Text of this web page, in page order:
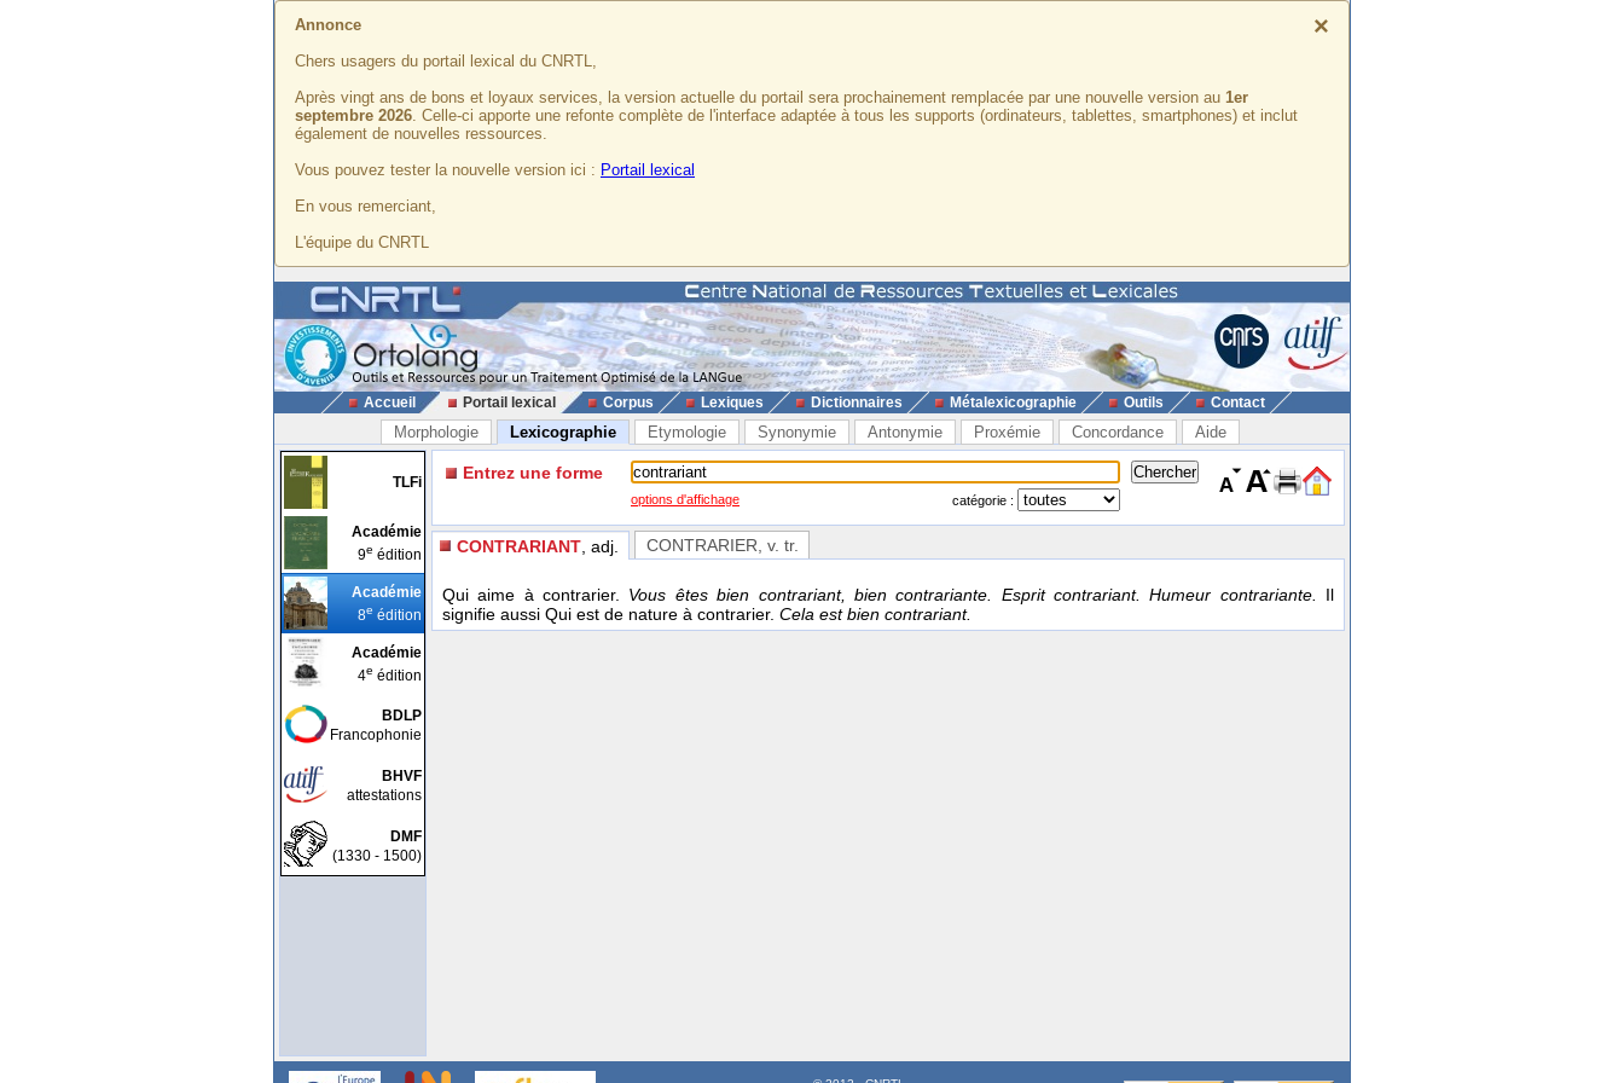
×
Annonce
Chers usagers du portail lexical du CNRTL,
Après vingt ans de bons et loyaux services, la version actuelle du portail sera prochainement remplacée par une nouvelle version au 1er
septembre 2026. Celle-ci apporte une refonte complète de l'interface adaptée à tous les supports (ordinateurs, tablettes, smartphones) et inclut
également de nouvelles ressources.
Vous pouvez tester la nouvelle version ici : Portail lexical
En vous remerciant,
L'équipe du CNRTL
Accueil Portail lexical Corpus Lexiques Dictionnaires Métalexicographie Outils Contact
Morphologie Lexicographie Etymologie Synonymie Antonymie Proxémie Concordance Aide
TLFi
Académie
9e édition
Académie
8e édition
Académie
4e édition
BDLP
Francophonie
BHVF
attestations
DMF
(1330 - 1500)
Entrez une forme
options d'affichage catégorie :
CONTRARIANT , adj. CONTRARIER , v. tr.
Qui aime à contrarier. Vous êtes bien contrariant, bien contrariante. Esprit contrariant. Humeur contrariante. Il
signifie aussi Qui est de nature à contrarier. Cela est bien contrariant.